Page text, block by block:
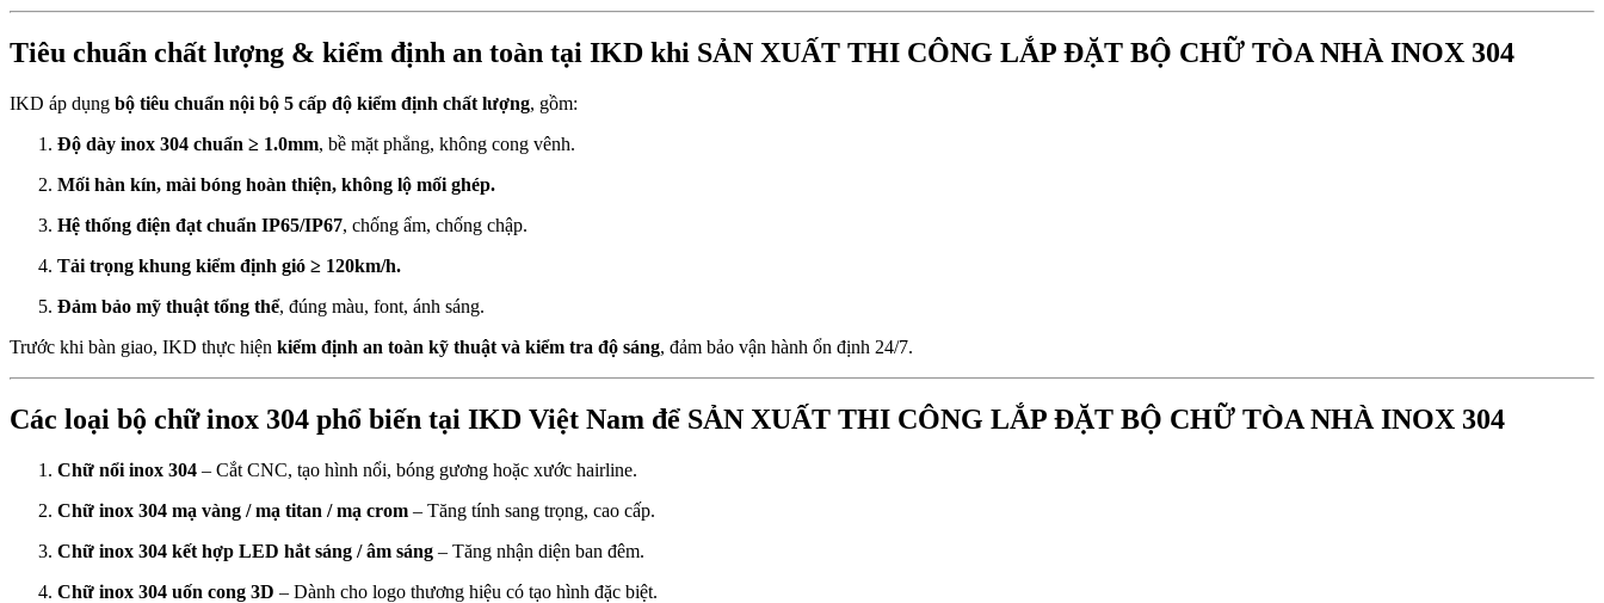
Tiêu chuẩn chất lượng & kiểm định an toàn tại IKD khi SẢN XUẤT THI CÔNG LẮP ĐẶT BỘ CHỮ TÒA NHÀ INOX 304
IKD áp dụng bộ tiêu chuẩn nội bộ 5 cấp độ kiểm định chất lượng, gồm:
Độ dày inox 304 chuẩn ≥ 1.0mm, bề mặt phẳng, không cong vênh.
Mối hàn kín, mài bóng hoàn thiện, không lộ mối ghép.
Hệ thống điện đạt chuẩn IP65/IP67, chống ẩm, chống chập.
Tải trọng khung kiểm định gió ≥ 120km/h.
Đảm bảo mỹ thuật tổng thể, đúng màu, font, ánh sáng.
Trước khi bàn giao, IKD thực hiện kiểm định an toàn kỹ thuật và kiểm tra độ sáng, đảm bảo vận hành ổn định 24/7.
Các loại bộ chữ inox 304 phổ biến tại IKD Việt Nam để SẢN XUẤT THI CÔNG LẮP ĐẶT BỘ CHỮ TÒA NHÀ INOX 304
Chữ nổi inox 304 – Cắt CNC, tạo hình nổi, bóng gương hoặc xước hairline.
Chữ inox 304 mạ vàng / mạ titan / mạ crom – Tăng tính sang trọng, cao cấp.
Chữ inox 304 kết hợp LED hắt sáng / âm sáng – Tăng nhận diện ban đêm.
Chữ inox 304 uốn cong 3D – Dành cho logo thương hiệu có tạo hình đặc biệt.